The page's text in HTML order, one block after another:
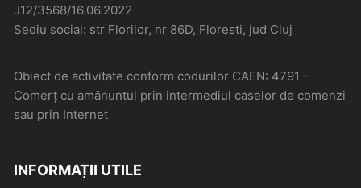
J12/3568/16.06.2022
Sediu social: str Florilor, nr 86D, Floresti, jud Cluj
Obiect de activitate conform codurilor CAEN: 4791 –
Comerţ cu amănuntul prin intermediul caselor de comenzi
sau prin Internet
INFORMAȚII UTILE